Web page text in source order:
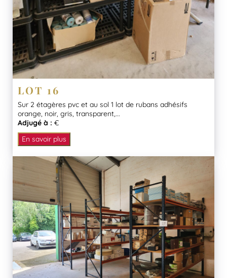
LOT 16
Sur 2 étagères pvc et au sol 1 lot de rubans adhésifs
orange, noir, gris, transparent,...
Adjugé à : €
En savoir plus